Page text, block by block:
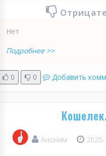
Нет
Подробнее >>
0 0 Добавить
Аноним